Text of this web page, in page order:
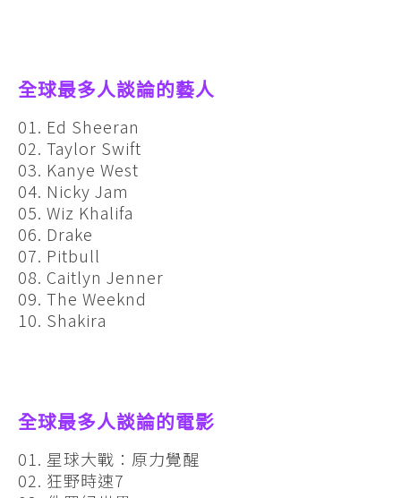
全球最多人談論的藝人
01. Ed Sheeran
02. Taylor Swift
03. Kanye West
04. Nicky Jam
05. Wiz Khalifa
06. Drake
07. Pitbull
08. Caitlyn Jenner
09. The Weeknd
10. Shakira
全球最多人談論的電影
01. 星球大戰：原力覺醒
02. 狂野時速7